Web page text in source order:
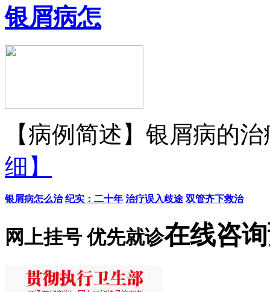
银屑病怎
【病例简述】银屑病的
细】
银屑病怎么治 纪实：二十年 治疗误入歧途 双管齐下救治
网上挂号 优先就诊在线咨